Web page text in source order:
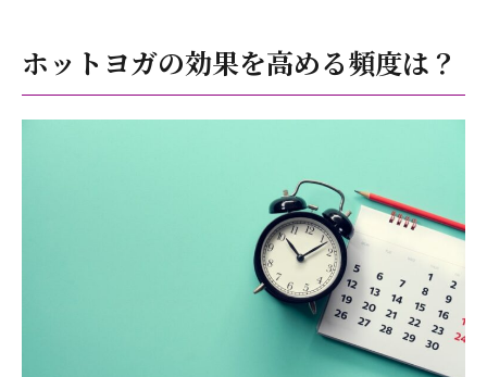
ホットヨガの効果を高める頻度は？